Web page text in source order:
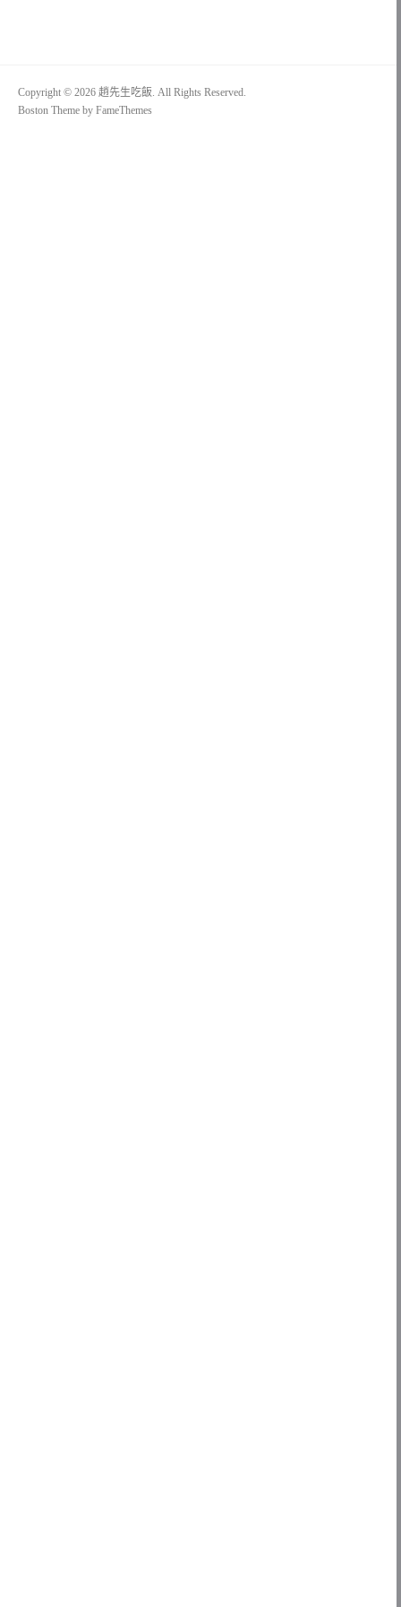
Copyright © 2026 趙先生吃飯. All Rights Reserved.
Boston Theme by FameThemes